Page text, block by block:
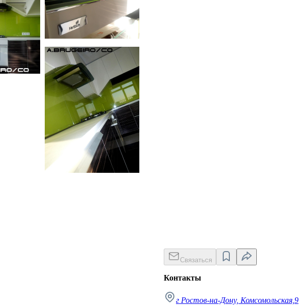
Кухни "LAMBO"
Связаться
Контакты
г Ростов-на-Дону, Комсомольская,9